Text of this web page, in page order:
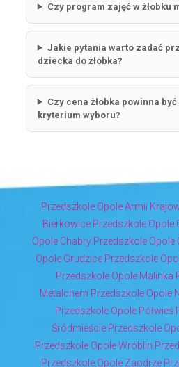
Czy program zajęć w żłobku
Jakie pytania warto zadać
dziecka do żłobka?
Czy cena żłobka powinna
kryterium wyboru?
Przedszkole Opole Armii
Bierkowice Przedszkole Opole
Opole Chabry Przedszkole Opole
Opole Grudzice Przedszkole
Przedszkole Opole Malinka
Metalchem Przedszkole Opole
Przedszkole Opole Półwieś
Śródmieście Przedszkole
Przedszkole Opole Wróblin
Przedszkole Opole Zaodrze